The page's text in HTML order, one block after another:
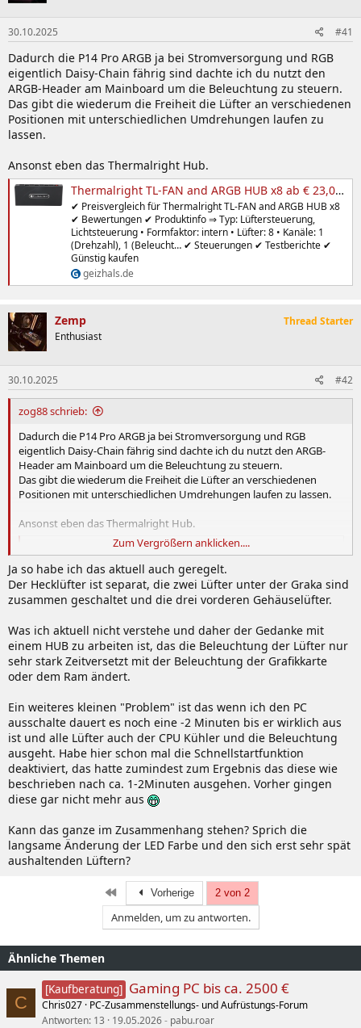
30.10.2025 #41
Dadurch die P14 Pro ARGB ja bei Stromversorgung und RGB
eigentlich Daisy-Chain fährig sind dachte ich du nutzt den
ARGB-Header am Mainboard um die Beleuchtung zu steuern.
Das gibt die wiederum die Freiheit die Lüfter an verschiedenen
Positionen mit unterschiedlichen Umdrehungen laufen zu
lassen.
Ansonst eben das Thermalright Hub.
Thermalright TL-FAN and ARGB HUB x8 ab € 23,08 (2026) | Preisvergleich Geizhals Deutschland
✔ Preisvergleich für Thermalright TL-FAN and ARGB HUB x8
✔ Bewertungen ✔ Produktinfo ⇒ Typ: Lüftersteuerung,
Lichtsteuerung • Formfaktor: intern • Lüfter: 8 • Kanäle: 1
(Drehzahl), 1 (Beleucht… ✔ Steuerungen ✔ Testberichte ✔
Günstig kaufen
geizhals.de
Zemp
Enthusiast
Thread Starter
30.10.2025 #42
zog88 schrieb:
Dadurch die P14 Pro ARGB ja bei Stromversorgung und RGB
eigentlich Daisy-Chain fährig sind dachte ich du nutzt den ARGB-
Header am Mainboard um die Beleuchtung zu steuern.
Das gibt die wiederum die Freiheit die Lüfter an verschiedenen
Positionen mit unterschiedlichen Umdrehungen laufen zu lassen.
Ansonst eben das Thermalright Hub.
Thermalright TL-FAN and ARGB HUB x8 ab € 23,08 (2026) | Preisvergleich Geizhals Deutschland
✔ Preisvergleich für Thermalright TL-FAN and ARGB HUB
x8 ✔ Bewertungen ✔ Produktinfo ⇒ Typ: Lüftersteuerung,
Lichtsteuerung • Formfaktor: intern • Lüfter: 8 • Kanäle: 1
(Drehzahl), 1 (Beleucht… ✔ Steuerungen ✔ Testberichte
geizhals.de
Zum Vergrößern anklicken....
Ja so habe ich das aktuell auch geregelt.
Der Hecklüfter ist separat, die zwei Lüfter unter der Graka sind
zusammen geschaltet und die drei vorderen Gehäuselüfter.
Was ich aktuell nicht verstehe und daher der Gedanke mit
einem HUB zu arbeiten ist, das die Beleuchtung der Lüfter nur
sehr stark Zeitversetzt mit der Beleuchtung der Grafikkarte
oder dem Ram ändert.
Ein weiteres kleinen "Problem" ist das wenn ich den PC
ausschalte dauert es noch eine -2 Minuten bis er wirklich aus
ist und alle Lüfter auch der CPU Kühler und die Beleuchtung
ausgeht. Habe hier schon mal die Schnellstartfunktion
deaktiviert, das hatte zumindest zum Ergebnis das diese wie
beschrieben nach ca. 1-2Minuten ausgehen. Vorher gingen
diese gar nicht mehr aus
Kann das ganze im Zusammenhang stehen? Sprich die
langsame Änderung der LED Farbe und den sich erst sehr spät
aushaltenden Lüftern?
Erste Vorherige 2 von 2
Anmelden, um zu antworten.
Ähnliche Themen
C
[Kaufberatung] Gaming PC bis ca. 2500 €
Chris027 PC-Zusammenstellungs- und Aufrüstungs-Forum
Antworten 13 19.05.2026 pabu.roar